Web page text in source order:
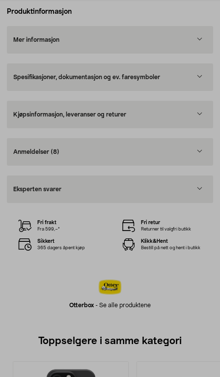
Produktinformasjon
Mer informasjon
Spesifikasjoner, dokumentasjon og ev. faresymboler
Kjøpsinformasjon, leveranser og returer
Anmeldelser (8)
Eksperten svarer
Otterbox - Se alle produktene
Fri frakt
Fra 599,–*
Fri retur
Returner til valgfri butikk
Sikkert
365 dagers åpent kjøp
Klikk&Hent
Bestill på nett og hent i butikk
Toppselgere i samme kategori